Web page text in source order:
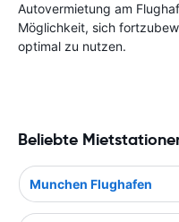
Autovermietung am
Möglichkeit, sich
optimal zu nutzen.
Beliebte
Munchen Flughafen